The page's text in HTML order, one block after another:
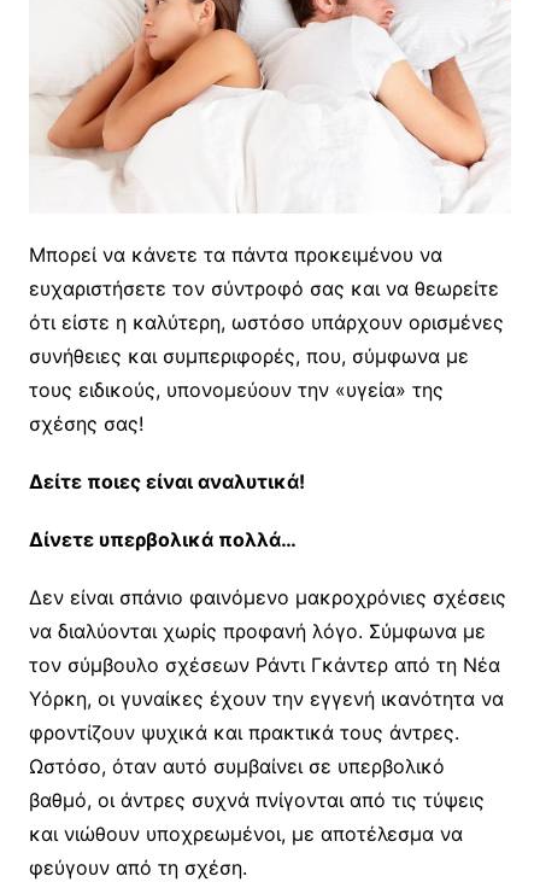
Μπορεί να κάνετε τα πάντα προκειμένου να
ευχαριστήσετε τον σύντροφό σας και να θεωρείτε
ότι είστε η καλύτερη, ωστόσο υπάρχουν ορισμένες
συνήθειες και συμπεριφορές, που, σύμφωνα με
τους ειδικούς, υπονομεύουν την «υγεία» της
σχέσης σας!
Δείτε ποιες είναι αναλυτικά!
Δίνετε υπερβολικά πολλά…
Δεν είναι σπάνιο φαινόμενο μακροχρόνιες σχέσεις
να διαλύονται χωρίς προφανή λόγο. Σύμφωνα με
τον σύμβουλο σχέσεων Ράντι Γκάντερ από τη Νέα
Υόρκη, οι γυναίκες έχουν την εγγενή ικανότητα να
φροντίζουν ψυχικά και πρακτικά τους άντρες.
Ωστόσο, όταν αυτό συμβαίνει σε υπερβολικό
βαθμό, οι άντρες συχνά πνίγονται από τις τύψεις
και νιώθουν υποχρεωμένοι, με αποτέλεσμα να
φεύγουν από τη σχέση.